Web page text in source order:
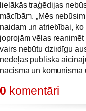
lielākās traģēdijas
mācībām. „Mēs
naidam un atriebībai,
joprojām vēlas
vairs nebūtu dzirdīgu
nedēļas publiskā
nacisma un komunisma
0 komentāri